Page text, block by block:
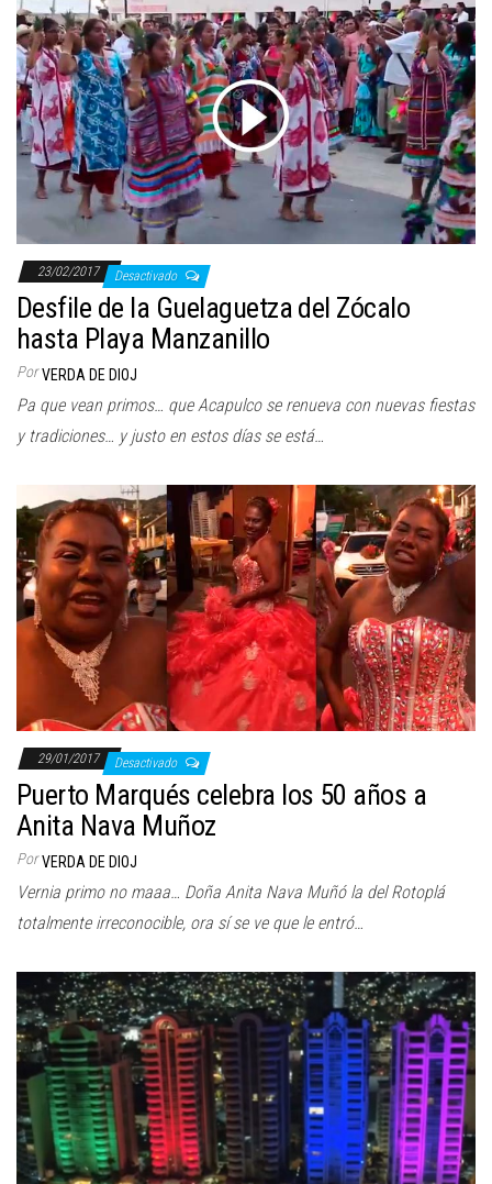
23/02/2017 Desactivado
Desfile de la Guelaguetza del Zócalo
hasta Playa Manzanillo
Por VERDA DE DIOJ
Pa que vean primos… que Acapulco se renueva con nuevas fiestas
y tradiciones… y justo en estos días se está…
29/01/2017 Desactivado
Puerto Marqués celebra los 50 años a
Anita Nava Muñoz
Por VERDA DE DIOJ
Vernia primo no maaa… Doña Anita Nava Muñó la del Rotoplá
totalmente irreconocible, ora sí se ve que le entró…